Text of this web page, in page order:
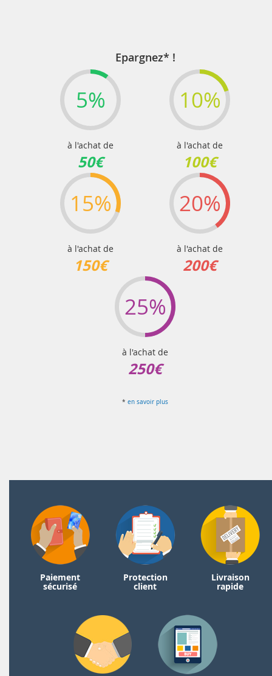
Epargnez* !
5%
à l'achat de
50€
10%
à l'achat de
100€
15%
à l'achat de
150€
20%
à l'achat de
200€
25%
à l'achat de
250€
* en savoir plus
Paiement
sécurisé
Protection
client
Livraison
rapide